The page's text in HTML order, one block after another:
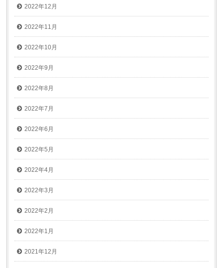
2022年12月
2022年11月
2022年10月
2022年9月
2022年8月
2022年7月
2022年6月
2022年5月
2022年4月
2022年3月
2022年2月
2022年1月
2021年12月